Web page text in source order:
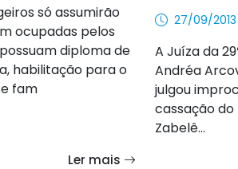
só assumirão
ocupadas pelos
diploma de
habilitação para o
fam
Ler mais
27/09/2013
A Juíza da
Andréa
julgou
cassação
Zabelê...